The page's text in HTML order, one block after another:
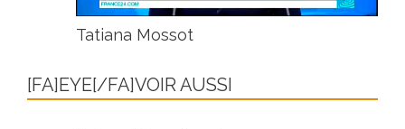
Tatiana Mossot
[FA]EYE[/FA]VOIR AUSSI